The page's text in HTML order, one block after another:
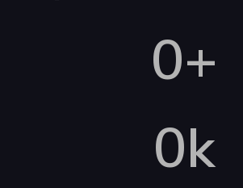
0+
0k